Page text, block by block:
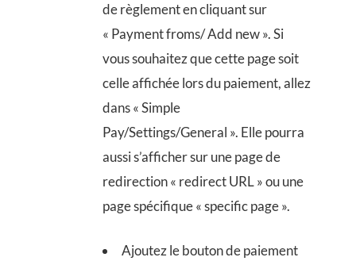
de règlement en cliquant sur
« Payment froms/ Add new ». Si
vous souhaitez que cette page soit
celle affichée lors du paiement, allez
dans « Simple
Pay/Settings/General ». Elle pourra
aussi s’afficher sur une page de
redirection « redirect URL » ou une
page spécifique « specific page ».
Ajoutez le bouton de paiement